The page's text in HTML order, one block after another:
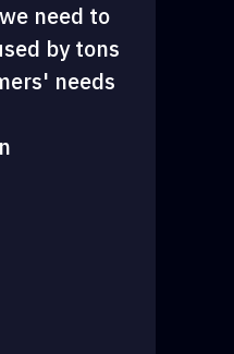
need to
by tons
needs